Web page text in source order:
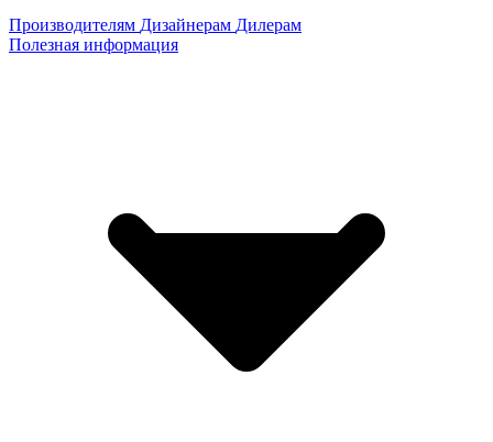
Производителям Дизайнерам Дилерам
Полезная информация